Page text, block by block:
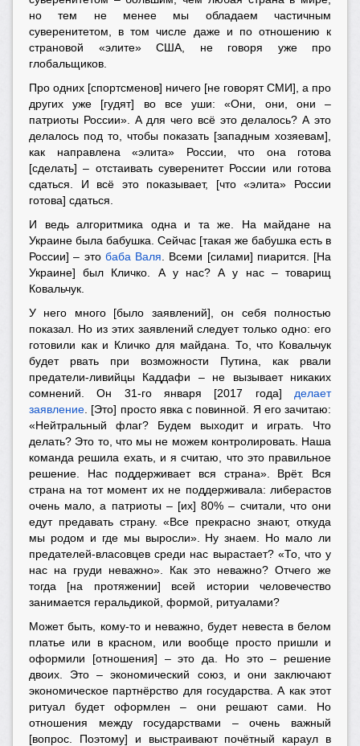
но тем не менее мы обладаем частичным
суверенитетом, в том числе даже и по отношению к
страновой «элите» США, не говоря уже про
глобальщиков.
Про одних [спортсменов] ничего [не говорят СМИ], а про
других уже [гудят] во все уши: «Они, они, они –
патриоты России». А для чего всё это делалось? А это
делалось под то, чтобы показать [западным хозяевам],
как направлена «элита» России, что она готова
[сделать] – отстаивать суверенитет России или готова
сдаться. И всё это показывает, [что «элита» России
готова] сдаться.
И ведь алгоритмика одна и та же. На майдане на
Украине была бабушка. Сейчас [такая же бабушка есть в
России] – это баба Валя . Всеми [силами] пиарится. [На
Украине] был Кличко. А у нас? А у нас – товарищ
Ковальчук.
У него много [было заявлений], он себя полностью
показал. Но из этих заявлений следует только одно: его
готовили как и Кличко для майдана. То, что Ковальчук
будет рвать при возможности Путина, как рвали
предатели-ливийцы Каддафи – не вызывает никаких
сомнений. Он 31-го января [2017 года] делает
заявление . [Это] просто явка с повинной. Я его зачитаю:
«Нейтральный флаг? Будем выходит и играть. Что
делать? Это то, что мы не можем контролировать. Наша
команда решила ехать, и я считаю, что это правильное
решение. Нас поддерживает вся страна». Врёт. Вся
страна на тот момент их не поддерживала: либерастов
очень мало, а патриоты – [их] 80% – считали, что они
едут предавать страну. «Все прекрасно знают, откуда
мы родом и где мы выросли». Ну знаем. Но мало ли
предателей-власовцев среди нас вырастает? «То, что у
нас на груди неважно». Как это неважно? Отчего же
тогда [на протяжении] всей истории человечество
занимается геральдикой, формой, ритуалами?
Может быть, кому-то и неважно, будет невеста в белом
платье или в красном, или вообще просто пришли и
оформили [отношения] – это да. Но это – решение
двоих. Это – экономический союз, и они заключают
экономическое партнёрство для государства. А как этот
ритуал будет оформлен – они решают сами. Но
отношения между государствами – очень важный
[вопрос. Поэтому] и выстраивают почётный караул в